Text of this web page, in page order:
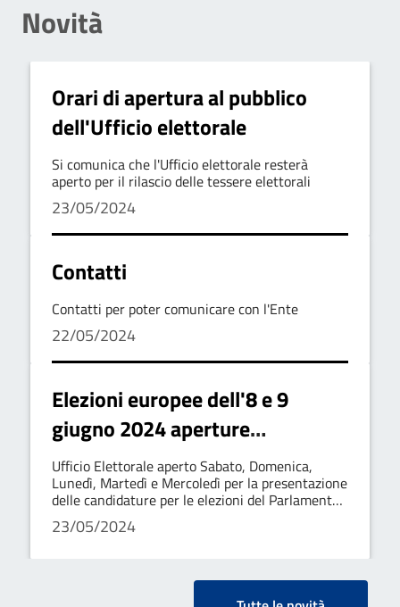
Novità
Orari di apertura al pubblico
dell'Ufficio elettorale
Si comunica che l'Ufficio elettorale resterà
aperto per il rilascio delle tessere elettorali
23/05/2024
Contatti
Contatti per poter comunicare con l'Ente
22/05/2024
Elezioni europee dell'8 e 9
giugno 2024 aperture
straordinarie dell'Ufficio
Elettorale
Ufficio Elettorale aperto Sabato, Domenica,
Lunedì, Martedì e Mercoledì per la presentazione
delle candidature per le elezioni del Parlamento
europeo
23/05/2024